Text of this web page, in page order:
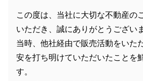
この度は、当社に大切な不動産の
いただき、誠にありがとうござい
当時、他社経由で販売活動をいた
安を打ち明けていただいたことを
す。